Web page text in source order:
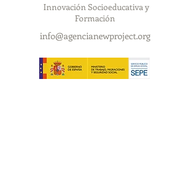
Innovación Socioeducativa y
Formación
info@agencianewproject.org